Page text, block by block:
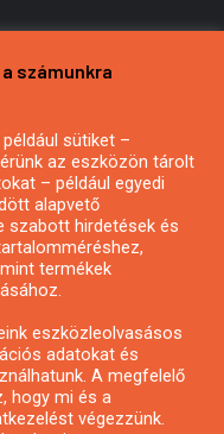
számunkra
sütiket –
az eszközön tárolt
– például egyedi
alapvető
szabott hirdetések és
termékek
eszközleolvasásos
adatokat és
A megfelelő
hogy mi és a
végezzünk.